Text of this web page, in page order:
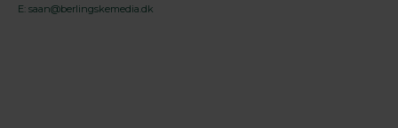
E: saan@berlingskemedia.dk